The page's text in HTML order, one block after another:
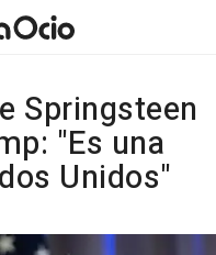
Springsteen
"Es una
Unidos"